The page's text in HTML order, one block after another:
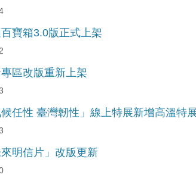
寶箱3.0版正式上架
區改版重新上架
任性 臺灣韌性」線上特展新增高溫特
明信片」改版更新